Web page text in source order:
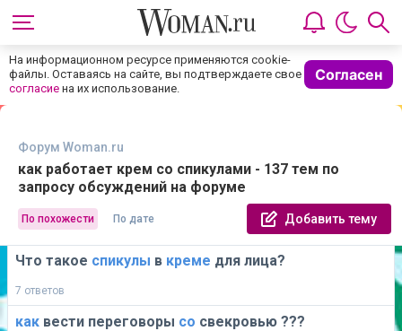
На информационном ресурсе применяются cookie-
файлы. Оставаясь на сайте, вы подтверждаете свое
согласие на их использование.
Согласен
Форум Woman.ru
как работает крем со спикулами - 137 тем по
запросу обсуждений на форуме
По похожести По дате Добавить тему
Что такое спикулы в креме для лица?
7 ответов
как вести переговоры со свекровью ???